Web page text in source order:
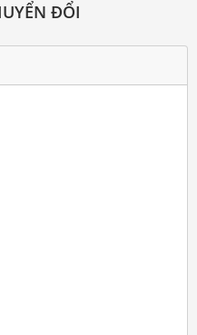
ĐỔI